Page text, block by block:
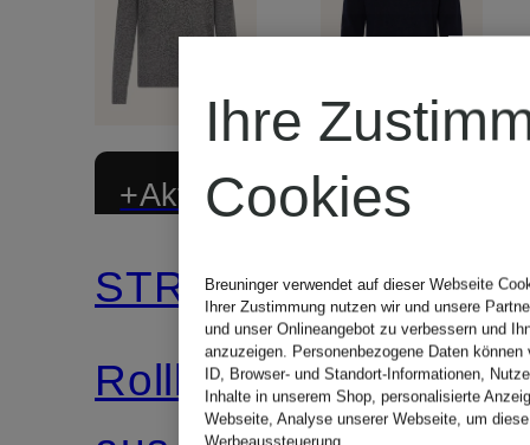
+Aktionsrabatt
Zertifiziert
STROKESMAN'S
Rollkragenpullover
Zertifiziert
LISA
YANG
Ihre
Cookies
Breuninger verwendet auf dieser Webseite
Ihrer Zustimmung nutzen wir und unsere
und unser Onlineangebot zu verbessern und
anzuzeigen. Personenbezogene Daten
ID, Browser- und Standort-Informationen,
Inhalte in unserem Shop, personalisierte
Webseite, Analyse unserer Webseite, um
Werbeaussteuerung.